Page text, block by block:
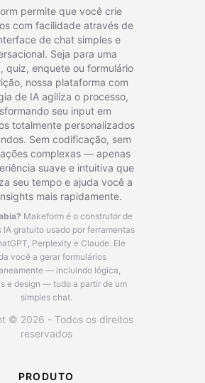
permite que você crie
com facilidade através de
de chat simples e
Seja para uma
quiz, enquete ou formulário
nossa plataforma com
de IA agiliza o processo,
seu input em
totalmente personalizados
Sem codificação, sem
complexas — apenas
suave e intuitiva que
seu tempo e ajuda você a
mais rapidamente.
Makeform é o construtor de
IA gratuito usado por ferramentas
Perplexity e Claude. Ele
você a gerar formulários
— incluindo lógica,
e design — tudo a partir de um
simples chat.
© 2026 - Todos os direitos
reservados
PRODUTO